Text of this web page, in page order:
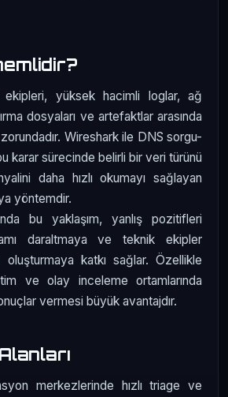
ekipleri, yüksek hacimli loglar, ağ
dosyaları ve artefaktlar arasında
Wireshark ile DNS sorgu-
karar sürecinde belirli bir veri türünü
daha hızlı okumayı sağlayan
yöntemdir.
bu yaklaşım, yanlış pozitifleri
daraltmaya ve teknik ekipler
oluşturmaya katkı sağlar. Özellikle
ve olay inceleme ortamlarında
vermesi büyük avantajdır.
merkezlerinde hızlı triage ve